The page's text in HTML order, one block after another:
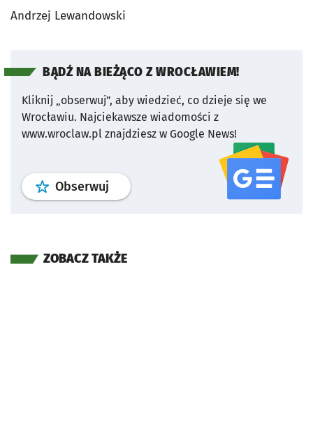
Andrzej Lewandowski
BĄDŹ NA BIEŻĄCO Z WROCŁAWIEM!
Kliknij „obserwuj”, aby wiedzieć, co dzieje się we
Wrocławiu. Najciekawsze wiadomości z
www.wroclaw.pl znajdziesz w Google News!
Obserwuj profil serwisu
ZOBACZ TAKŻE